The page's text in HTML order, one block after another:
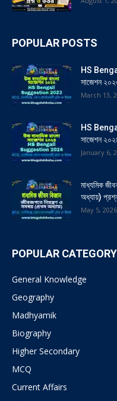
POPULAR POSTS
HS
সাজেশন
March 13,
HS
সাজেশন
January 6,
মাধ্যমিক
অধ্যায়)
May 5, 2026
POPULAR CATEGORY
General Knowledge
Geography
Madhyamik
Biography
Higher Secondary
MCQ
Current Affairs